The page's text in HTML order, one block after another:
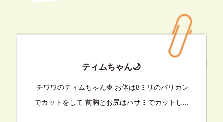
ティムちゃん🌙
チワワのティムちゃん🍓 お体は8ミリのバリカン
でカットをして 前胸とお尻はハサミでカットし...